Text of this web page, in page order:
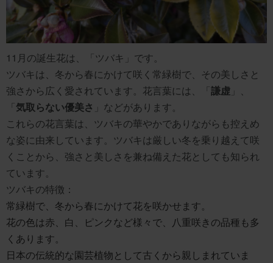
11月の誕生花は、「ツバキ」です。
ツバキは、冬から春にかけて咲く常緑樹で、その美しさと
強さから広く愛されています。花言葉には、「謙虚 」、
「気取らない優美さ
」などがあります。
これらの花言葉は、ツバキの華やかでありながらも控えめ
な姿に由来しています。ツバキは厳しい冬を乗り越えて咲
くことから、強さと美しさを兼ね備えた花としても知られ
ています。
ツバキの特徴：
常緑樹で、冬から春にかけて花を咲かせます。
花の色は赤、白、ピンクなど様々で、八重咲きの品種も多
くあります。
日本の伝統的な園芸植物として古くから親しまれていま